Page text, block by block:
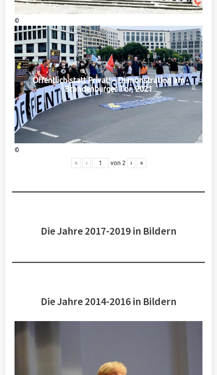
©
Öffentlich statt Privat! – Demonstration am
Brandenburger Tor, 2021
©
« ‹ von 2 › »
Die Jahre 2017-2019 in Bildern
Die Jahre 2014-2016 in Bildern